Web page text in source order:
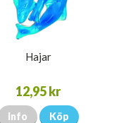
Hajar
12,95 kr
Info Köp